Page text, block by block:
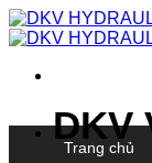
Chuyển
đến
dung
DKV
Trang chủ